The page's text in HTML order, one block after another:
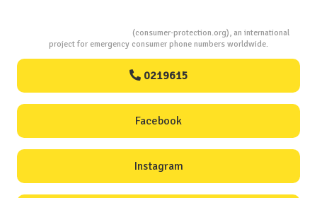
(consumer-protection.org), an international
project for emergency consumer phone numbers worldwide.
0219615
Facebook
Instagram